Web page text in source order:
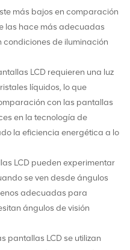
más bajos en comparación
las hace más adecuadas
condiciones de iluminación
LCD requieren una luz
líquidos, lo que
con las pantallas
en la tecnología de
la eficiencia energética a lo
LCD pueden experimentar
se ven desde ángulos
adecuadas para
ángulos de visión
pantallas LCD se utilizan